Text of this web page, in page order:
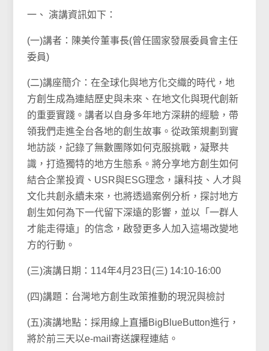
一、 演講資訊如下：
(一)講者：陳美伶董事長(曾任國家發展委員會主任
委員)
(二)講座簡介：在全球化與地方化交織的時代，地
方創生成為連結歷史與未來、在地文化與現代創新
的重要實踐。講者以自身多年地方深耕的經驗，帶
領我們走進全台各地的創生故事。從政策規劃到實
地訪談，記錄了無數團隊如何克服挑戰，凝聚共
識，打造獨特的地方生態系。將分享地方創生如何
結合企業投資、USR與ESG理念，讓科技、人才與
文化共創永續未來，也將透過案例分析，探討地方
創生如何為下一代留下深遠的影響，並以「一群人
才能走得遠」的信念，啟發更多人加入這場改變地
方的行動。
(三)演講日期：114年4月23日(三) 14:10-16:00
(四)講題：台灣地方創生政策推動的現況與檢討
(五)演講地點：採用線上直播BigBlueButton進行，
將於前三天以e-mail寄送課程連結。